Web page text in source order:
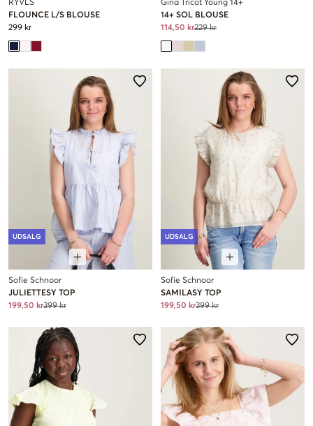
RYVLS
FLOUNCE L/S BLOUSE
299 kr
Gina Tricot Young 14+
14+ SOL BLOUSE
114,50 kr229 kr
UDSALG
Sofie Schnoor
JULIETTESY TOP
199,50 kr399 kr
UDSALG
Sofie Schnoor
SAMILASY TOP
199,50 kr399 kr